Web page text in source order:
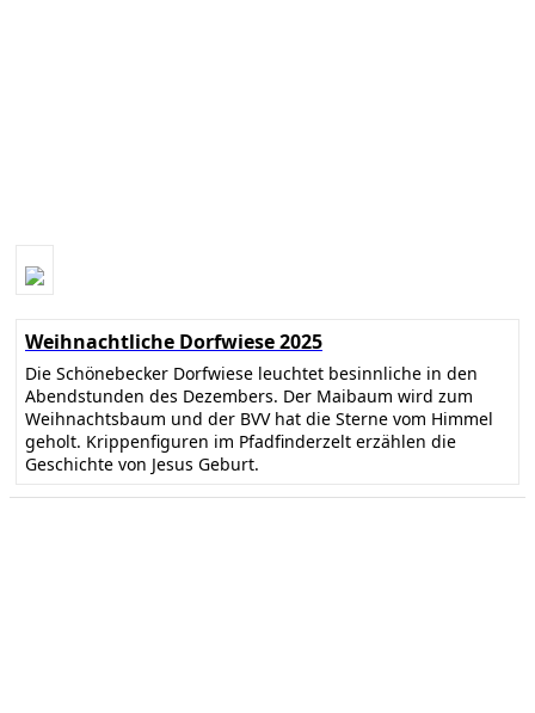
Weihnachtliche Dorfwiese 2025
Die Schönebecker Dorfwiese leuchtet besinnliche in den
Abendstunden des Dezembers. Der Maibaum wird zum
Weihnachtsbaum und der BVV hat die Sterne vom Himmel
geholt. Krippenfiguren im Pfadfinderzelt erzählen die
Geschichte von Jesus Geburt.